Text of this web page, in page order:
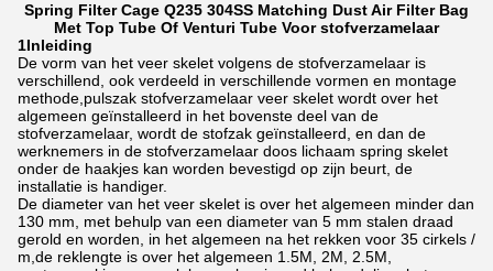
Spring Filter Cage Q235 304SS Matching Dust Air Filter Bag
Met Top Tube Of Venturi Tube Voor stofverzamelaar
1Inleiding
De vorm van het veer skelet volgens de stofverzamelaar is
verschillend, ook verdeeld in verschillende vormen en montage
methode,pulszak stofverzamelaar veer skelet wordt over het
algemeen geïnstalleerd in het bovenste deel van de
stofverzamelaar, wordt de stofzak geïnstalleerd, en dan de
werknemers in de stofverzamelaar doos lichaam spring skelet
onder de haakjes kan worden bevestigd op zijn beurt, de
installatie is handiger.
De diameter van het veer skelet is over het algemeen minder dan
130 mm, met behulp van een diameter van 5 mm stalen draad
gerold en worden, in het algemeen na het rekken voor 35 cirkels /
m,de reklengte is over het algemeen 1.5M, 2M, 2.5M,